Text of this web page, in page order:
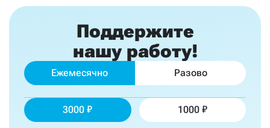
Поддержите
нашу работу!
Ежемесячно Разово
3000 1000